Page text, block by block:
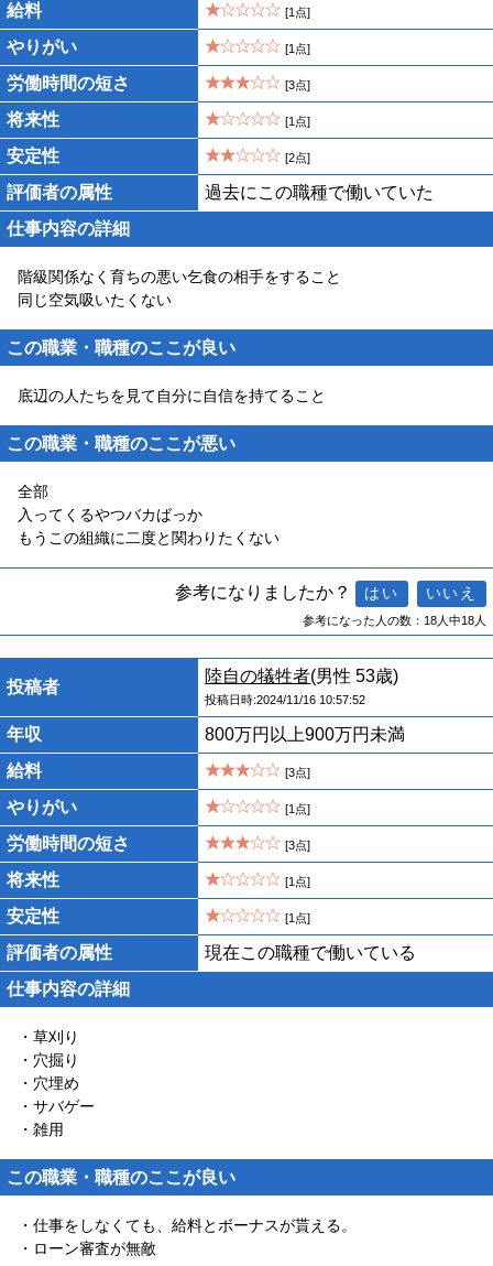
給料 [1点]
やりがい [1点]
労働時間の短さ [3点]
将来性 [1点]
安定性 [2点]
評価者の属性
過去にこの職種で働いていた
仕事内容の詳細
階級関係なく育ちの悪い乞食の相手をすること
同じ空気吸いたくない
この職業・職種のここが良い
底辺の人たちを見て自分に自信を持てること
この職業・職種のここが悪い
全部
入ってくるやつバカばっか
もうこの組織に二度と関わりたくない
参考になりましたか？
参考になった人の数：18人中18人
投稿者
陸自の犠牲者(男性 53歳)
投稿日時:2024/11/16 10:57:52
年収
800万円以上900万円未満
給料
[3点]
やりがい [1点]
労働時間の短さ [3点]
将来性 [1点]
安定性 [1点]
評価者の属性
現在この職種で働いている
仕事内容の詳細
・草刈り
・穴掘り
・穴埋め
・サバゲー
・雑用
この職業・職種のここが良い
・仕事をしなくても、給料とボーナスが貰える。
・ローン審査が無敵